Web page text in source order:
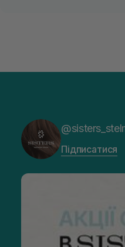
Підписатися